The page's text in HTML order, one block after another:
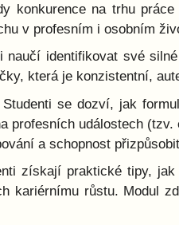
konkurence na trhu
v profesním i osobním
identifikovat své
která je konzistentní,
se dozví, jak
profesních událostech
a schopnost
získají praktické tipy,
kariérnímu růstu. Modul